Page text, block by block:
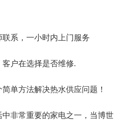
系，一小时内上门服务
户在选择是否维修.
单方法解决热水供应问题！
非常重要的家电之一，当博世